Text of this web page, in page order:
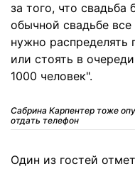
за того, что
обычной свадьбе
нужно распределять
или стоять в
1000 человек".
Сабрина Карпентер тоже
отдать телефон
Один из гостей